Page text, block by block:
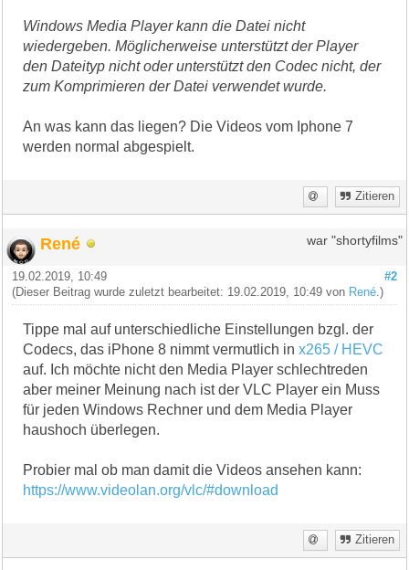
Windows Media Player kann die Datei nicht
wiedergeben. Möglicherweise unterstützt der Player
den Dateityp nicht oder unterstützt den Codec nicht, der
zum Komprimieren der Datei verwendet wurde.
An was kann das liegen? Die Videos vom Iphone 7
werden normal abgespielt.
Zitieren
René war "shortyfilms"
#2
19.02.2019, 10:49
(Dieser Beitrag wurde zuletzt bearbeitet: 19.02.2019, 10:49 von René .)
Tippe mal auf unterschiedliche Einstellungen bzgl. der
Codecs, das iPhone 8 nimmt vermutlich inx265 / HEVC
auf. Ich möchte nicht den Media Player schlechtreden
aber meiner Meinung nach ist der VLC Player ein Muss
für jeden Windows Rechner und dem Media Player
haushoch überlegen.
Probier mal ob man damit die Videos ansehen kann:
https://www.videolan.org/vlc/#download
Zitieren